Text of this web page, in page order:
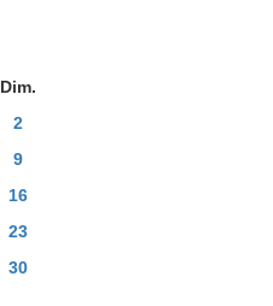
Dim.
2
9
16
23
30